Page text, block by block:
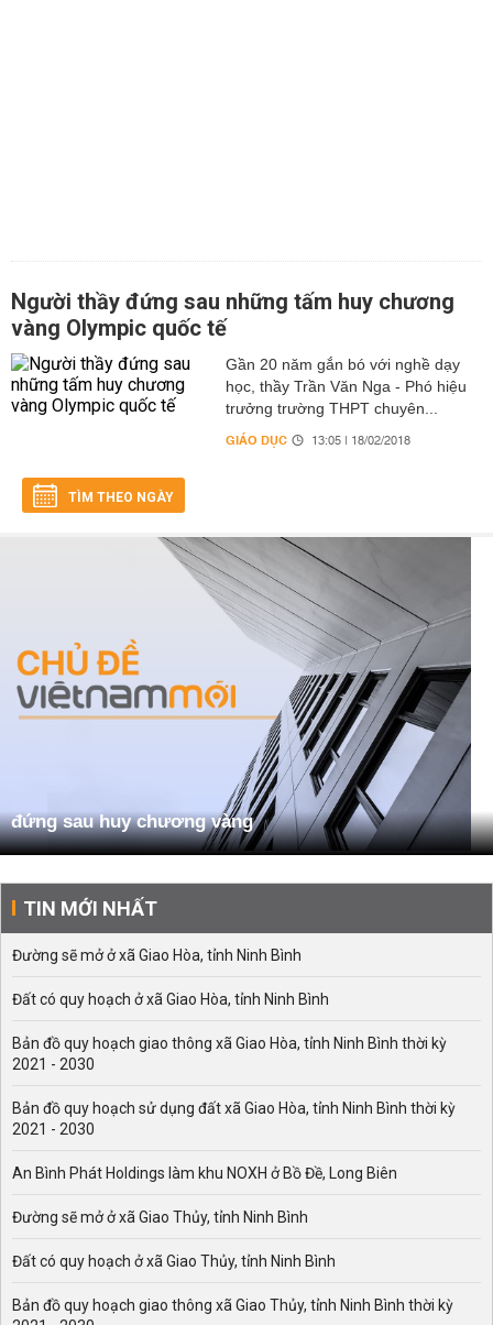
Người thầy đứng sau những tấm huy chương
vàng Olympic quốc tế
Gần 20 năm gắn bó với nghề dạy
học, thầy Trần Văn Nga - Phó hiệu
trưởng trường THPT chuyên...
GIÁO DỤC 13:05 | 18/02/2018
TÌM THEO NGÀY
đứng sau huy chương vàng
TIN MỚI NHẤT
Đường sẽ mở ở xã Giao Hòa, tỉnh Ninh Bình
Đất có quy hoạch ở xã Giao Hòa, tỉnh Ninh Bình
Bản đồ quy hoạch giao thông xã Giao Hòa, tỉnh Ninh Bình thời kỳ
2021 - 2030
Bản đồ quy hoạch sử dụng đất xã Giao Hòa, tỉnh Ninh Bình thời kỳ
2021 - 2030
An Bình Phát Holdings làm khu NOXH ở Bồ Đề, Long Biên
Đường sẽ mở ở xã Giao Thủy, tỉnh Ninh Bình
Đất có quy hoạch ở xã Giao Thủy, tỉnh Ninh Bình
Bản đồ quy hoạch giao thông xã Giao Thủy, tỉnh Ninh Bình thời kỳ